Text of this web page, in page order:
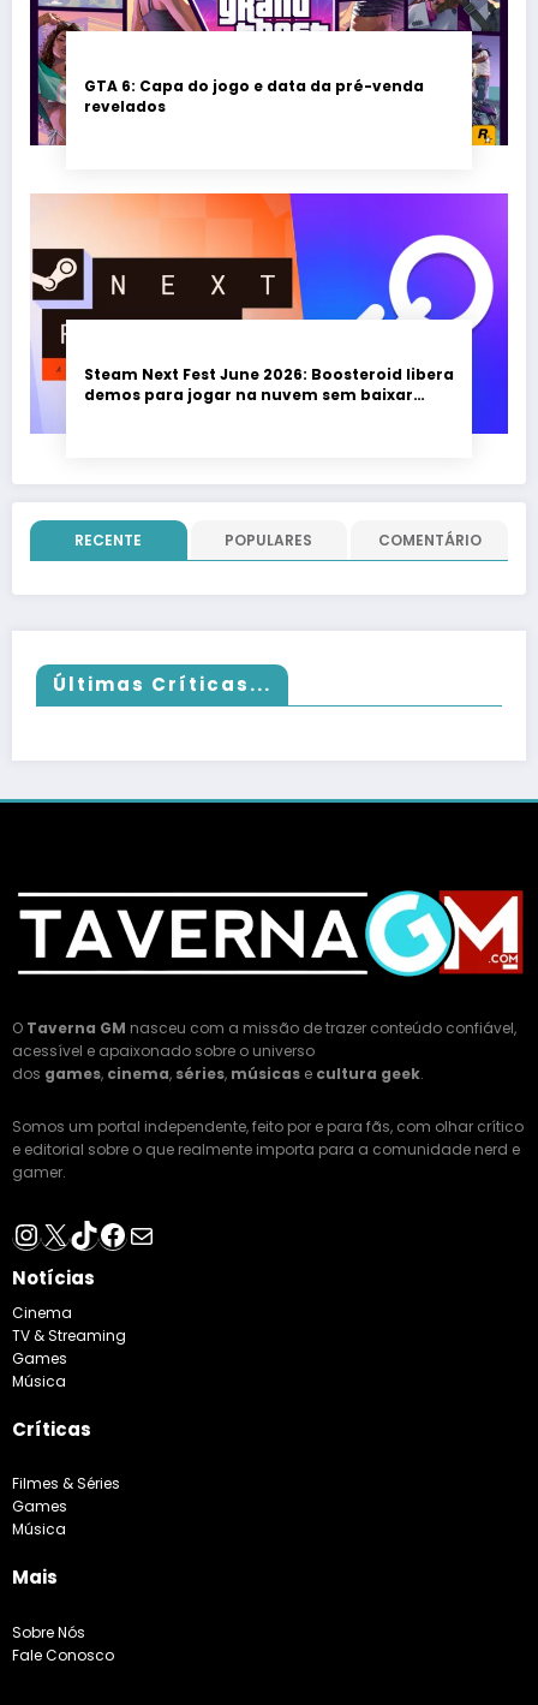
GTA 6: Capa do jogo e data da pré-venda
revelados
Steam Next Fest June 2026: Boosteroid libera
demos para jogar na nuvem sem baixar
RECENTE POPULARES COMENTÁRIO
Últimas Críticas...
O Taverna GM nasceu com a missão de trazer conteúdo confiável,
acessível e apaixonado sobre o universo
dos games, cinema, séries, músicas e cultura geek.
Somos um portal independente, feito por e para fãs, com olhar crítico
e editorial sobre o que realmente importa para a comunidade nerd e
gamer.
Instagram
X TikTok
Facebook
E-mail
Notícias
Cinema
TV & Streaming
Games
Música
Críticas
Filmes & Séries
Games
Música
Mais
Sobre Nós
Fale Conosco